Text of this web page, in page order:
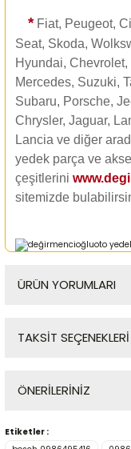
*Fiat, Peugeot,
Seat, Skoda,
Hyundai,
Mercedes, Suzuki,
Subaru, Porsche,
Chrysler, Jaguar,
Lancia ve diğer
yedek parça ve
çeşitlerini
sitemizde
ÜRÜN YORUMLARI
TAKSİT SEÇENEKLERİ
ÖNERİLERİNİZ
Bu ürünün fiyat bilgisi,
Etiketler :